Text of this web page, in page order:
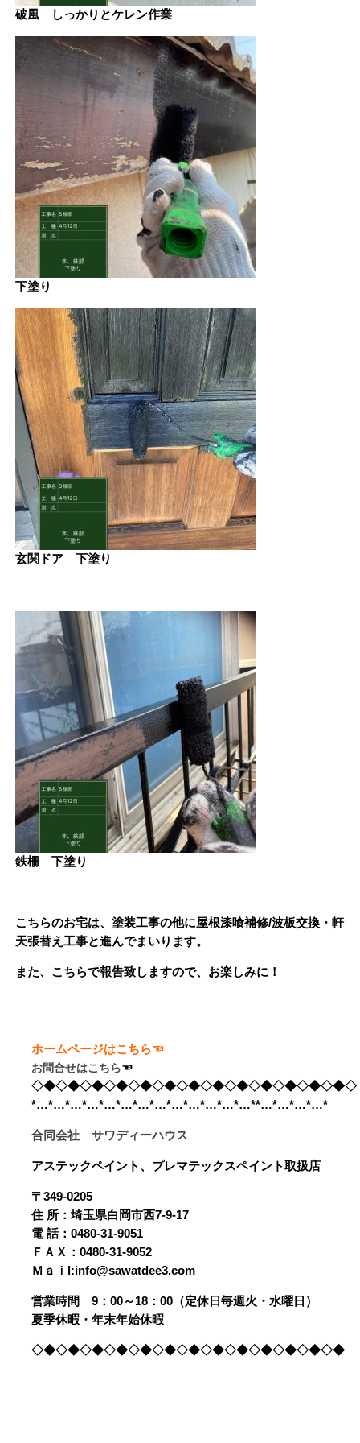
破風 しっかりとケレン作業
下塗り
玄関ドア 下塗り
鉄柵 下塗り
こちらのお宅は、塗装工事の他に屋根漆喰補修/波板交換・軒
天張替え工事と進んでまいります。
また、こちらで報告致しますので、お楽しみに！
ホームページはこちら☜
お問合せはこちら☜
◇◆◇◆◇◆◇◆◇◆◇◆◇◆◇◆◇◆◇◆◇◆◇◆◇◆◇
*…*…*…*…*…*…*…*…*…*…*…*…*…**…*…*…*…*
合同会社 サワディーハウス
アステックペイント、プレマテックスペイント取扱店
〒349-0205
住 所：埼玉県白岡市西7-9-17
電 話：0480-31-9051
ＦＡＸ：0480-31-9052
Ｍａｉl:info@sawatdee3.com
営業時間 9：00～18：00（定休日毎週火・水曜日）
夏季休暇・年末年始休暇
◇◆◇◆◇◆◇◆◇◆◇◆◇◆◇◆◇◆◇◆◇◆◇◆◇◆